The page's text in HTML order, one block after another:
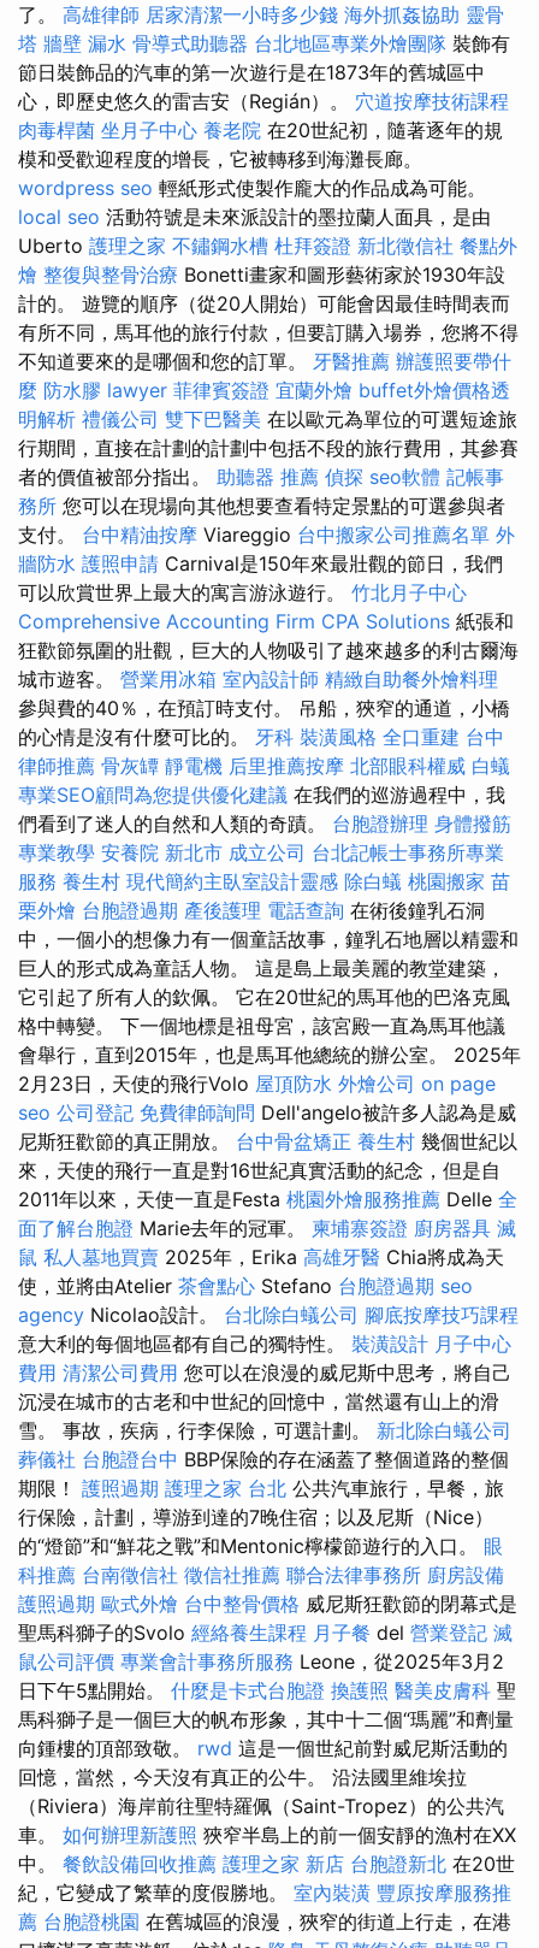
了。 高雄律師 居家清潔一小時多少錢 海外抓姦協助 靈骨
塔 牆壁 漏水 骨導式助聽器 台北地區專業外燴團隊 裝飾有
節日裝飾品的汽車的第一次遊行是在1873年的舊城區中
心，即歷史悠久的雷吉安（Regián）。 穴道按摩技術課程
肉毒桿菌 坐月子中心 養老院 在20世紀初，隨著逐年的規
模和受歡迎程度的增長，它被轉移到海灘長廊。
wordpress seo 輕紙形式使製作龐大的作品成為可能。
local seo 活動符號是未來派設計的墨拉蘭人面具，是由
Uberto 護理之家 不鏽鋼水槽 杜拜簽證 新北徵信社 餐點外
燴 整復與整骨治療 Bonetti畫家和圖形藝術家於1930年設
計的。 遊覽的順序（從20人開始）可能會因最佳時間表而
有所不同，馬耳他的旅行付款，但要訂購入場券，您將不得
不知道要來的是哪個和您的訂單。 牙醫推薦 辦護照要帶什
麼 防水膠 lawyer 菲律賓簽證 宜蘭外燴 buffet外燴價格透
明解析 禮儀公司 雙下巴醫美 在以歐元為單位的可選短途旅
行期間，直接在計劃的計劃中包括不段的旅行費用，其參賽
者的價值被部分指出。 助聽器 推薦 偵探 seo軟體 記帳事
務所 您可以在現場向其他想要查看特定景點的可選參與者
支付。 台中精油按摩 Viareggio 台中搬家公司推薦名單 外
牆防水 護照申請 Carnival是150年來最壯觀的節日，我們
可以欣賞世界上最大的寓言游泳遊行。 竹北月子中心
Comprehensive Accounting Firm CPA Solutions 紙張和
狂歡節氛圍的壯觀，巨大的人物吸引了越來越多的利古爾海
城市遊客。 營業用冰箱 室內設計師 精緻自助餐外燴料理
參與費的40％，在預訂時支付。 吊船，狹窄的通道，小橋
的心情是沒有什麼可比的。 牙科 裝潢風格 全口重建 台中
律師推薦 骨灰罈 靜電機 后里推薦按摩 北部眼科權威 白蟻
專業SEO顧問為您提供優化建議 在我們的巡游過程中，我
們看到了迷人的自然和人類的奇蹟。 台胞證辦理 身體撥筋
專業教學 安養院 新北市 成立公司 台北記帳士事務所專業
服務 養生村 現代簡約主臥室設計靈感 除白蟻 桃園搬家 苗
栗外燴 台胞證過期 產後護理 電話查詢 在術後鐘乳石洞
中，一個小的想像力有一個童話故事，鐘乳石地層以精靈和
巨人的形式成為童話人物。 這是島上最美麗的教堂建築，
它引起了所有人的欽佩。 它在20世紀的馬耳他的巴洛克風
格中轉變。 下一個地標是祖母宮，該宮殿一直為馬耳他議
會舉行，直到2015年，也是馬耳他總統的辦公室。 2025年
2月23日，天使的飛行Volo 屋頂防水 外燴公司 on page
seo 公司登記 免費律師詢問 Dell'angelo被許多人認為是威
尼斯狂歡節的真正開放。 台中骨盆矯正 養生村 幾個世紀以
來，天使的飛行一直是對16世紀真實活動的紀念，但是自
2011年以來，天使一直是Festa 桃園外燴服務推薦 Delle 全
面了解台胞證 Marie去年的冠軍。 柬埔寨簽證 廚房器具 滅
鼠 私人墓地買賣 2025年，Erika 高雄牙醫 Chia將成為天
使，並將由Atelier 茶會點心 Stefano 台胞證過期 seo
agency Nicolao設計。 台北除白蟻公司 腳底按摩技巧課程
意大利的每個地區都有自己的獨特性。 裝潢設計 月子中心
費用 清潔公司費用 您可以在浪漫的威尼斯中思考，將自己
沉浸在城市的古老和中世紀的回憶中，當然還有山上的滑
雪。 事故，疾病，行李保險，可選計劃。 新北除白蟻公司
葬儀社 台胞證台中 BBP保險的存在涵蓋了整個道路的整個
期限！ 護照過期 護理之家 台北 公共汽車旅行，早餐，旅
行保險，計劃，導游到達的7晚住宿；以及尼斯（Nice）
的“燈節”和“鮮花之戰”和Mentonic檸檬節遊行的入口。 眼
科推薦 台南徵信社 徵信社推薦 聯合法律事務所 廚房設備
護照過期 歐式外燴 台中整骨價格 威尼斯狂歡節的閉幕式是
聖馬科獅子的Svolo 經絡養生課程 月子餐 del 營業登記 滅
鼠公司評價 專業會計事務所服務 Leone，從2025年3月2
日下午5點開始。 什麼是卡式台胞證 換護照 醫美皮膚科 聖
馬科獅子是一個巨大的帆布形象，其中十二個“瑪麗”和劑量
向鍾樓的頂部致敬。 rwd 這是一個世紀前對威尼斯活動的
回憶，當然，今天沒有真正的公牛。 沿法國里維埃拉
（Riviera）海岸前往聖特羅佩（Saint-Tropez）的公共汽
車。 如何辦理新護照 狹窄半島上的前一個安靜的漁村在XX
中。 餐飲設備回收推薦 護理之家 新店 台胞證新北 在20世
紀，它變成了繁華的度假勝地。 室內裝潢 豐原按摩服務推
薦 台胞證桃園 在舊城區的浪漫，狹窄的街道上行走，在港